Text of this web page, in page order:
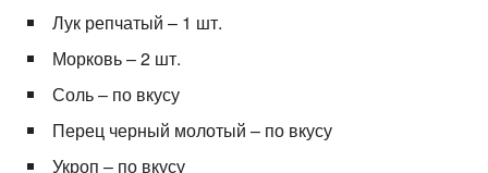
Лук репчатый – 1 шт.
Морковь – 2 шт.
Соль – по вкусу
Перец черный молотый – по вкусу
Укроп – по вкусу